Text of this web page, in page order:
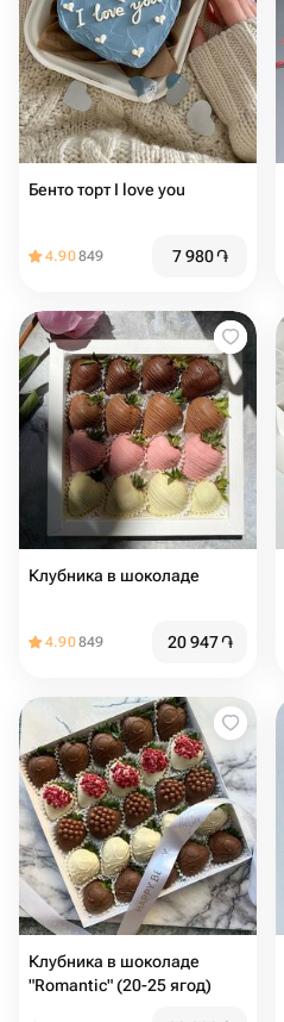
Бенто торт I love you
4.90849 7 980֏
Клубника в шоколаде
4.90849 20 947֏
Клубника в шоколаде
"Romantic" (20-25 ягод)